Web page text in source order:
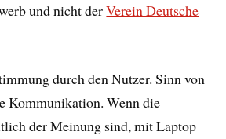
und nicht derVerein Deutsche
durch den Nutzer. Sinn von
Kommunikation. Wenn die
der Meinung sind, mit Laptop